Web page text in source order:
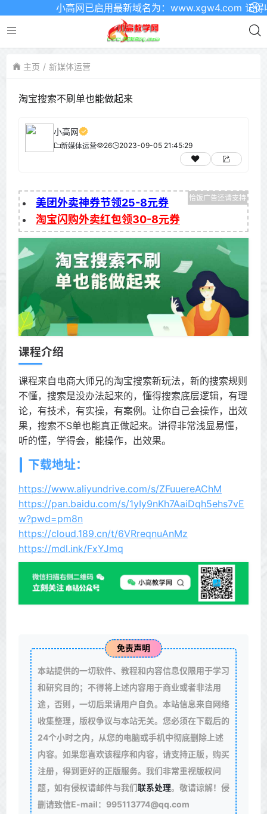
小高网已启用最新域名为：www.xgw4.com 记得收
主页 新媒体运营
淘宝搜索不刷单也能做起来
小高网
新媒体运营 26 2023-09-05 21:45:29
美团外卖神券节领25-8元券
淘宝闪购外卖红包领30-8元券
课程介绍
课程来自电商大师兄的淘宝搜索新玩法，新的搜索规则
不懂，搜索是没办法起来的，懂得搜索底层逻辑，有理
论，有技术，有实操，有案例。让你自己会操作，出效
果，搜索不S单也能真正做起来。讲得非常浅显易懂，
听的懂，学得会，能操作，出效果。
下载地址：
https://www.aliyundrive.com/s/ZFuuereAChM
https://pan.baidu.com/s/1yIy9nKh7AaiDqh5ehs7vE
w?pwd=pm8n
https://cloud.189.cn/t/6VRreqnuAnMz
https://mdl.ink/FxYJmq
免责声明
本站提供的一切软件、教程和内容信息仅限用于学习
和研究目的；不得将上述内容用于商业或者非法用
途，否则，一切后果请用户自负。本站信息来自网络
收集整理，版权争议与本站无关。您必须在下载后的
24个小时之内，从您的电脑或手机中彻底删除上述
内容。如果您喜欢该程序和内容，请支持正版，购买
注册，得到更好的正版服务。我们非常重视版权问
题，如有侵权请邮件与我们联系处理。敬请谅解！侵
删请致信E-mail：995113774@qq.com